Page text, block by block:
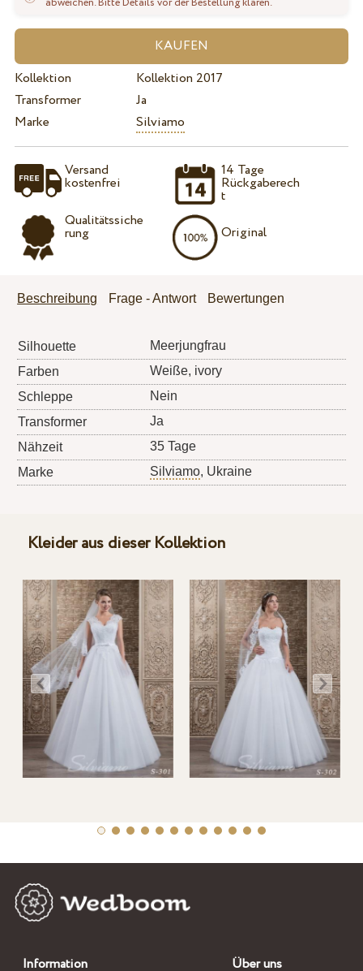
abweichen. Bitte Details vor der Bestellung klären.
Kollektion
Kollektion 2017
Transformer
Ja
Marke
Silviamo
Versand
kostenfrei
Qualitätssiche
rung
14 Tage
Rückgaberech
t
Original
Beschreibung Frage - Antwort Bewertungen
Silhouette
Meerjungfrau
Farben
Weiße, ivory
Schleppe
Nein
Transformer
Ja
Nähzeit
35 Tage
Marke
Silviamo, Ukraine
Kleider aus dieser Kollektion
Information Über uns